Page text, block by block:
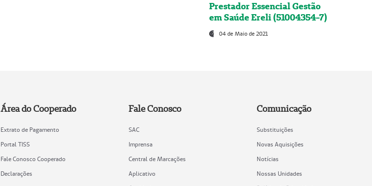
Prestador Essencial Gestão
em Saúde Ereli (51004354-7)
04 de Maio de 2021
Área do Cooperado
Extrato de Pagamento
Portal TISS
Fale Conosco Cooperado
Declarações
Fale Conosco
SAC
Imprensa
Central de Marcações
Aplicativo
Comunicação
Substituições
Novas Aquisições
Notícias
Nossas Unidades